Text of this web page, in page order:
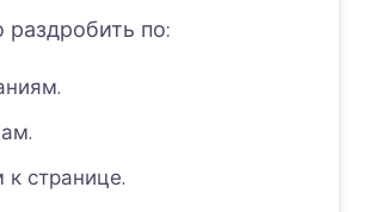
по:
к странице.